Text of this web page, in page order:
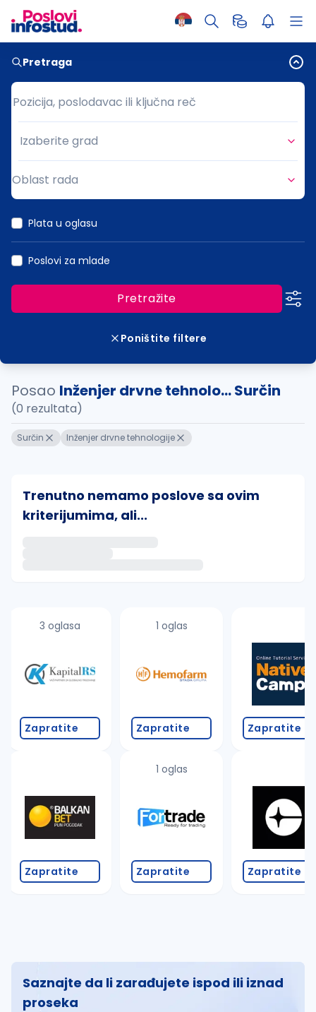
Pretraga
Pozicija, poslodavac ili ključna reč
Pozicija, poslodavac ili ključna reč
Grad
Izaberite grad
Oblast rada
Plata u oglasu
Poslovi za mlade
Pretražite
Poništite filtere
Posao Inženjer drvne tehnolo... Surčin
(0 rezultata)
Surčin Inženjer drvne tehnologije
Trenutno nemamo poslove sa ovim
kriterijumima, ali...
proverite pravopisne greške (koristite č, ć, š, đ,
promenite odabrane filtere pretrage
3 oglasa
Zapratite
Zapratite
1 oglas
Zapratite
1 oglas
Zapratite
Zapratite
Zapratite
Saznajte da li zarađujete ispod ili iznad
proseka